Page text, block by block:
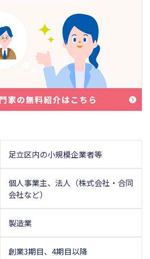
足立区内の小規模企業者等
個人事業主、法人（株式会社・合同
会社など）
製造業
創業3期目、4期目以降